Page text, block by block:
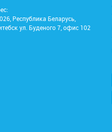
Республика Беларусь,
ул. Буденого 7, офис 102